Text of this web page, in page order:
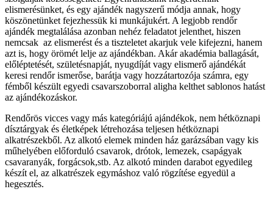
elismerésünket, és egy ajándék nagyszerű módja annak, hogy
köszönetünket fejezhessük ki munkájukért. A legjobb rendőr
ajándék megtalálása azonban nehéz feladatot jelenthet, hiszen
nemcsak az elismerést és a tiszteletet akarjuk vele kifejezni, hanem
azt is, hogy örömét lelje az ajándékban. Akár akadémia ballagását,
előléptetését, születésnapját, nyugdíját vagy elismerő ajándékát
keresi rendőr ismerőse, barátja vagy hozzátartozója számra, egy
fémből készült egyedi csavarszoborral aligha kelthet sablonos hatást
az ajándékozáskor.
Rendőrös vicces vagy más kategóriájú ajándékok, nem hétköznapi
dísztárgyak és életképek létrehozása teljesen hétköznapi
alkatrészekből. Az alkotó elemek minden ház garázsában vagy kis
műhelyében előforduló csavarok, drótok, lemezek, csapágyak
csavaranyák, forgácsok,stb. Az alkotó minden darabot egyedileg
készít el, az alkatrészek egymáshoz való rögzítése egyedül a
hegesztés.